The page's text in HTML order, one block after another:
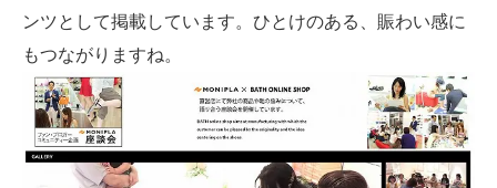
ンツとして掲載しています。ひとけのある、賑わい感に
もつながりますね。